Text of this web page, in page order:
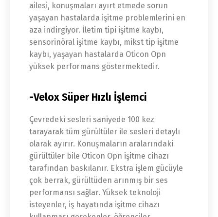
ailesi, konuşmaları ayırt etmede sorun
yaşayan hastalarda işitme problemlerini en
aza indirgiyor. İletim tipi işitme kaybı,
sensorinöral işitme kaybı, mikst tip işitme
kaybı, yaşayan hastalarda Oticon Opn
yüksek performans göstermektedir.
-Velox Süper Hızlı İşlemci
Çevredeki sesleri saniyede 100 kez
tarayarak tüm gürültüler ile sesleri detaylı
olarak ayırır. Konuşmaların aralarındaki
gürültüler bile Oticon Opn işitme cihazı
tarafından baskılanır. Ekstra işlem gücüyle
çok berrak, gürültüden arınmış bir ses
performansı sağlar. Yüksek teknoloji
isteyenler, iş hayatında işitme cihazı